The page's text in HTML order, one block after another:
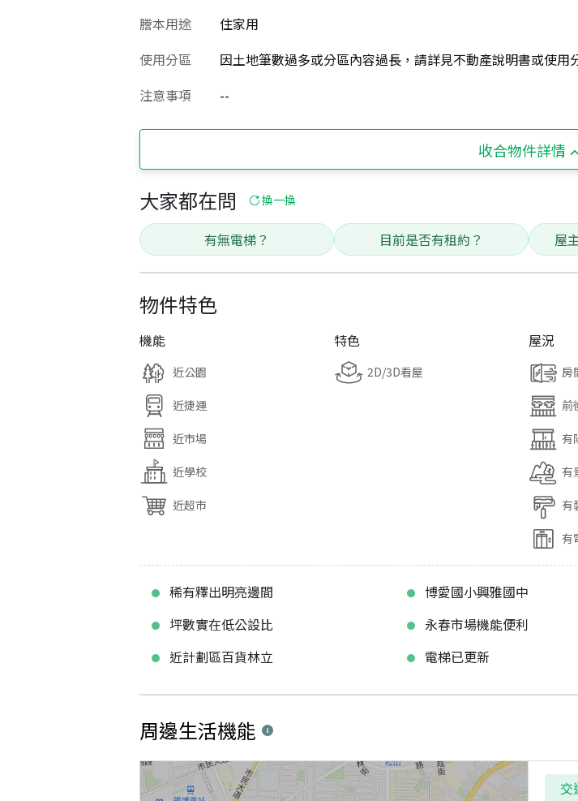
謄本用途
住家用
使用分區
因土地筆數過多或分區內容過長，請詳見不動產說明書或使用
注意事項
--
收合物件詳情
大家都在問 換一換
有無電梯？ 目前是否有租約？ 屋
物件特色
機能
近公園
近捷運
近市場
近學校
近超市
特色
2D/3D看屋
屋況
房
前
有
有
有
有
稀有釋出明亮邊間 博愛國小興雅國中
坪數實在低公設比
永春市場機能便利
近計劃區百貨林立
電梯已更新
周邊生活機能
交